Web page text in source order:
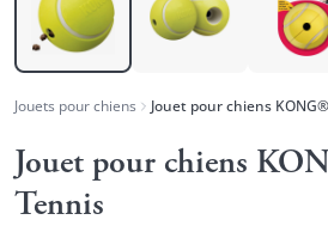
Jouets pour chiens
Jouet pour chiens
Tennis